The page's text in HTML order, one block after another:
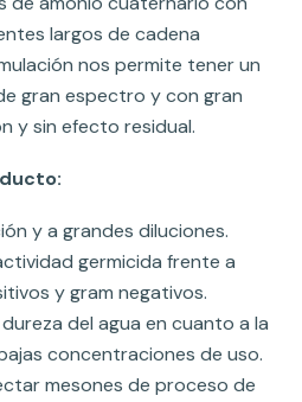
largos de cadena
nos permite tener un
gran espectro y con gran
y sin efecto residual.
y a grandes diluciones.
germicida frente a
y gram negativos.
del agua en cuanto a la
concentraciones de uso.
mesones de proceso de